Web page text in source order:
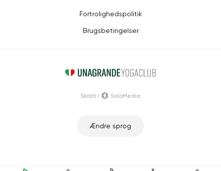
Fortrolighedspolitik
Brugsbetingelser
Ændre sprog
Skabt i SoloMedia